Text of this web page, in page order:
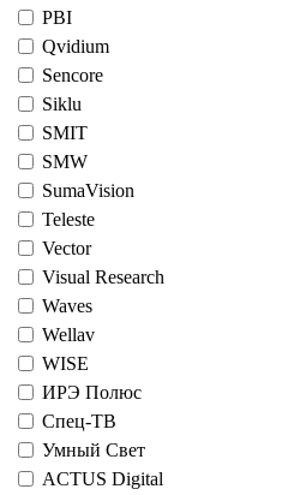
PBI
Qvidium
Sencore
Siklu
SMIT
SMW
SumaVision
Teleste
Vector
Visual Research
Waves
Wellav
WISE
ИРЭ Полюс
Спец-ТВ
Умный Свет
ACTUS Digital